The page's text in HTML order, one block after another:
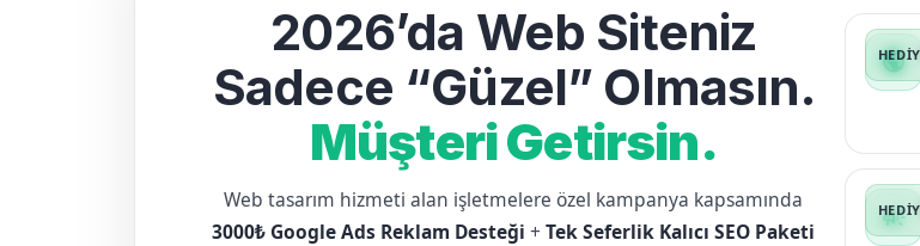
2026’da Web Siteniz
Sadece “Güzel” Olmasın.
Müşteri Getirsin.
Web tasarım hizmeti alan işletmelere özel kampanya kapsamında
3000₺ Google Ads Reklam Desteği +Tek Seferlik Kalıcı SEO Paketi
public
campaign